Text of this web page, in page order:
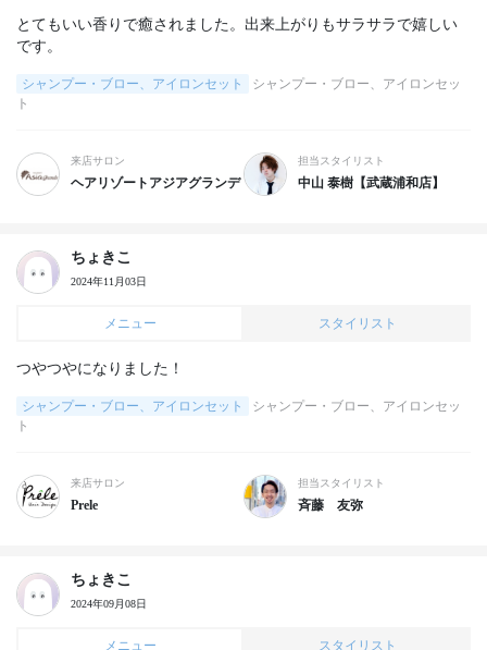
とてもいい香りで癒されました。出来上がりもサラサラで嬉しい
です。
シャンプー・ブロー、アイロンセット
シャンプー・ブロー、アイロンセッ
ト
来店サロン
ヘアリゾートアジアグランデ
担当スタイリスト
中山 泰樹【武蔵浦和店】
ちょきこ
2024年11月03日
メニュー スタイリスト
つやつやになりました！
シャンプー・ブロー、アイロンセット
シャンプー・ブロー、アイロンセッ
ト
来店サロン
Prele
担当スタイリスト
斉藤 友弥
ちょきこ
2024年09月08日
メニュー スタイリスト